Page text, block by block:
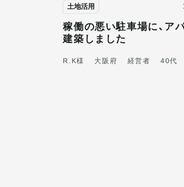
土地活用
稼働の悪い駐車場に、ア
建築しました
R.K様 大阪府 経営者 40代